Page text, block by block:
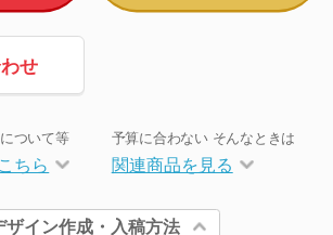
せ
ついて等
ちら
予算に合わない そんなときは
関連商品を見る
ザイン作成・入稿方法